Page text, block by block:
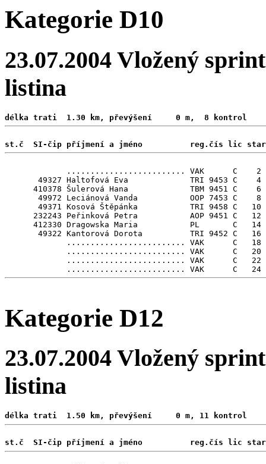
Kategorie D10
23.07.2004 Vložený
listina
délka trati  1.30 km, převýšení     0 m,  8 kontrol
st.č  SI-čip příjmení a jméno          reg.čís lic
             ......................... VAK      C    2
49327 Haltofová Eva             TRI 9453 C    4
      410378 Šulerová Hana             TBM 9451 C    6
       49972 Leciánová Vanda           OOP 7453 C    8
49371 Kosová Štěpánka           TRI 9458 C   10
      232243 Peřinková Petra           AOP 9451 C   12
412330 Dragowska Maria           PL       C   14
49322 Kantorová Dorota          TRI 9452 C   16
             ......................... VAK      C   18
             ......................... VAK      C   20
             ......................... VAK      C   22
Kategorie D12
23.07.2004 Vložený
listina
délka trati  1.50 km, převýšení     0 m, 11 kontrol
st.č  SI-čip příjmení a jméno          reg.čís lic